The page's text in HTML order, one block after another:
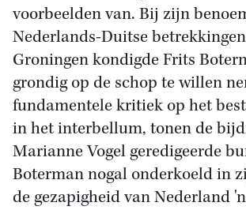
voorbeelden van. Bij zijn
Nederlands-Duitse
Groningen kondigde Frits
grondig op de schop te willen
fundamentele kritiek op het
in het interbellum, tonen de
Marianne Vogel geredigeerde
Boterman nogal onderkoeld in
de gezapigheid van Nederland